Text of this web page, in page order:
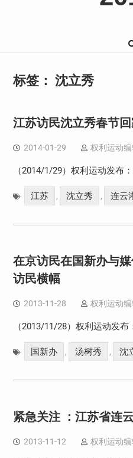
标签： 沈立秀
江苏访民沈立秀春节
2014-01-29 权利运动编
（2014/1/29）权利运动发布
江苏 , 沈立秀 , 连云
在京访民在国新办与
访民横幅
2013-11-28 权利运动编
（2013/11/28）权利运动发布
国新办 , 汤树秀 , 沈
紧急关注 ：江苏省连
2013-11-12 权利运动编